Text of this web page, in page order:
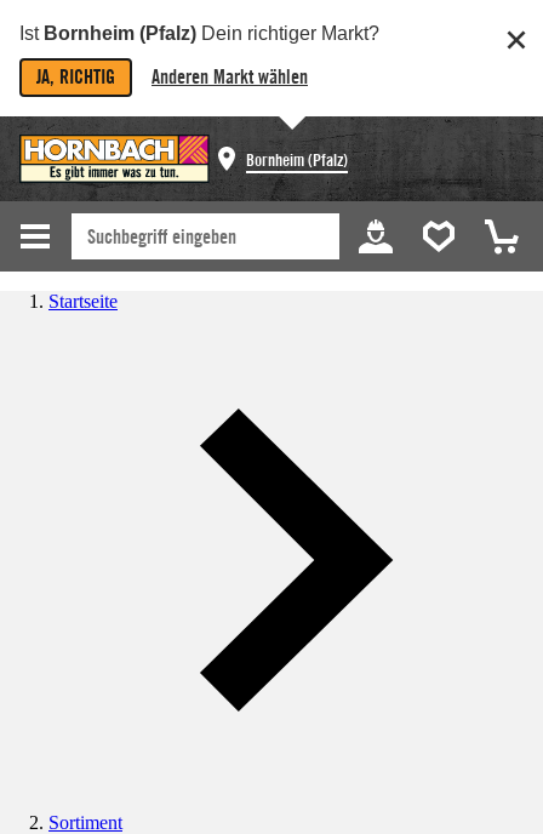
Ist Bornheim (Pfalz) Dein richtiger Markt?
JA, RICHTIG Anderen Markt wählen
Bornheim (Pfalz)
Startseite
Sortiment